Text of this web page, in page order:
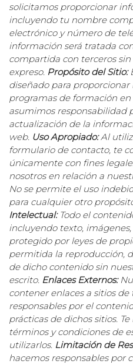
solicitamos proporcionar
incluyendo tu nombre
electrónico y número de
información será tratada
compartida con terceros
expreso. Propósito del Sitio:
diseñado para
programas de formación
asumimos responsabilidad
actualización de la
web. Uso Apropiado:Al
formulario de contacto, te
únicamente con fines
nosotros en relación a
No se permite el uso
para cualquier otro
Intelectual:Todo el
incluyendo texto,
protegido por leyes de
permitida la reproducción,
de dicho contenido sin
escrito. Enlaces Externos:
contener enlaces a sitios de
responsables por el
prácticas de dichos sitios.
términos y condiciones de
utilizarlos. Limitación de
hacemos responsables por